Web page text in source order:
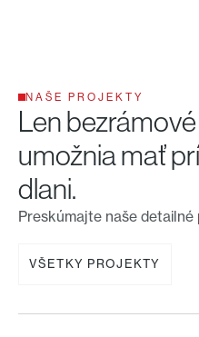
NAŠE PROJEKTY
Len
umožnia mať
dlani.
Preskúmajte naše detailné
VŠETKY PROJEKTY